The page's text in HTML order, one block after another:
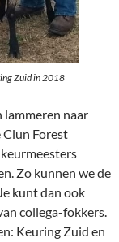
Zuid in 2018
lammeren naar
Clun Forest
Zo kunnen we de
kunt dan ook
collega-fokkers.
Keuring Zuid en